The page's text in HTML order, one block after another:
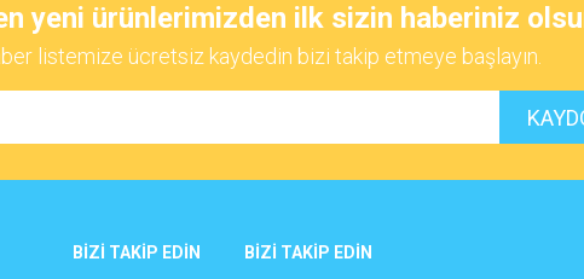
Yorum Yaz
yeni ürünlerimizden ilk sizin haberiniz
listemize ücretsiz kaydedin bizi takip etmeye başlayın.
BİZİ TAKİP EDİN BİZİ TAKİP EDİN